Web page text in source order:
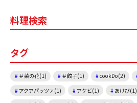
料理検索
タグ
＃菜の花(1) ＃餃子(1) cookDo(2)
アクアパッツァ(1)
アケビ(1) あけび(1)